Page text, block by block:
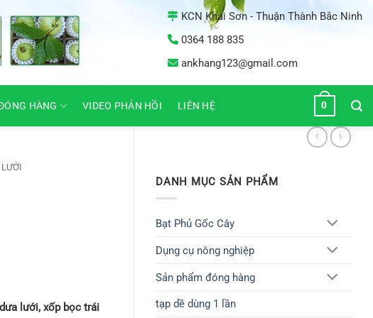
KCN Khai Sơn - Thuận Thành Bắc Ninh
0364 188 835
ankhang123@gmail.com
HÀNG VIDEO PHẢN HỒI LIÊN HỆ 0
DANH MỤC SẢN PHẨM
Bạt Phủ Gốc Cây
Dụng cụ nông nghiệp
Sản phẩm đóng hàng
tạp dề dùng 1 lần
lưới, xốp bọc trái